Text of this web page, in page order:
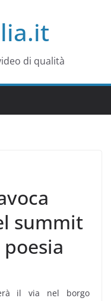
di qualità
summit
il via nel borgo